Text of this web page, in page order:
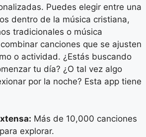
Puedes elegir entre una
dentro de la música cristiana,
tradicionales o música
canciones que se ajusten
o actividad. ¿Estás buscando
tu día? ¿O tal vez algo
por la noche? Esta app tiene
Más de 10,000 canciones
explorar.